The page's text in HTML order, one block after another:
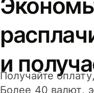
и
Получайте
Более 40 валют,